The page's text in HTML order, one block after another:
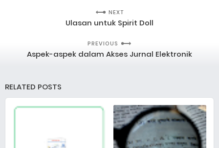
NEXT
Ulasan untuk Spirit Doll
PREVIOUS
Aspek-aspek dalam Akses Jurnal Elektronik
RELATED POSTS